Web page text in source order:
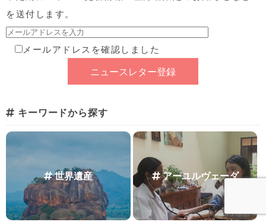
を送付します。
メールアドレスを確認しました
キーワードから探す
世界遺産 アーユルヴェーダ